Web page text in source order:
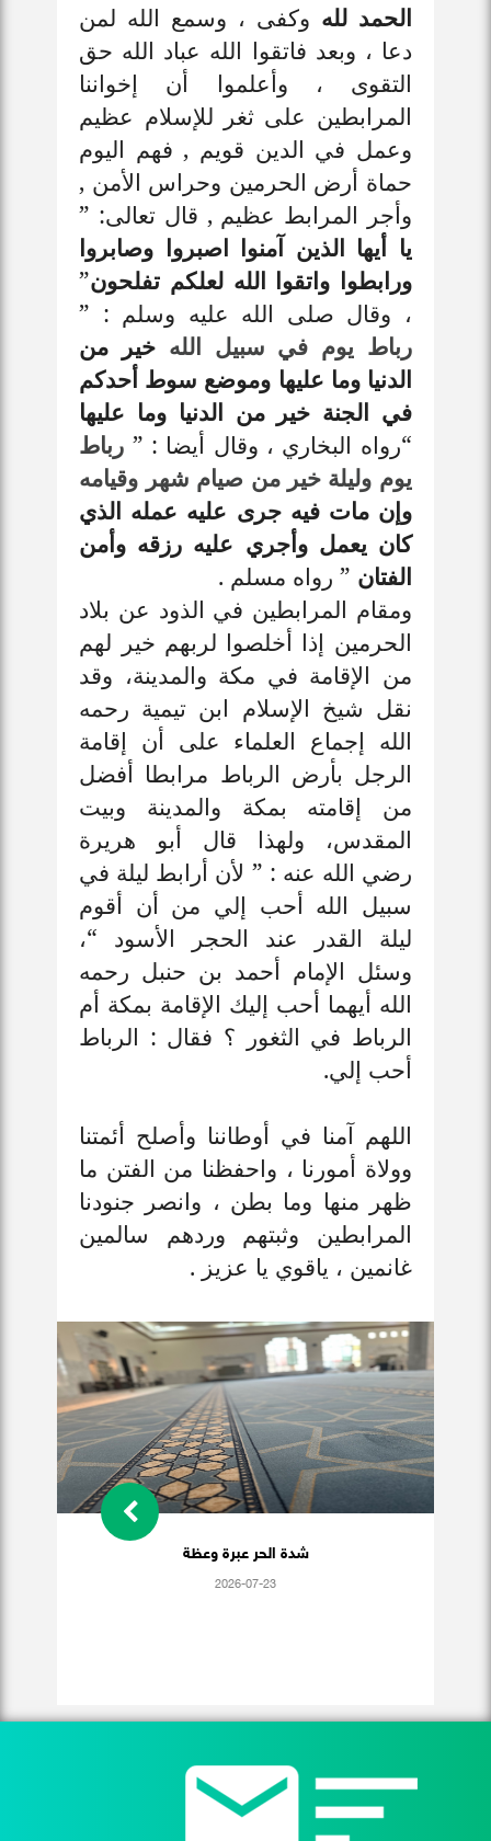
الحمد لله وكفى ، وسمع الله لمن
دعا ، وبعد فاتقوا الله عباد الله حق
التقوى ، وأعلموا أن إخواننا
المرابطين على ثغر للإسلام عظيم
وعمل في الدين قويم , فهم اليوم
حماة أرض الحرمين وحراس الأمن ,
وأجر المرابط عظيم , قال تعالى: ”
يا أيها الذين آمنوا اصبروا وصابروا
ورابطوا واتقوا الله لعلكم تفلحون”
، وقال صلى الله عليه وسلم : ”
رباط يوم في سبيل الله خير من
الدنيا وما عليها وموضع سوط أحدكم
في الجنة خير من الدنيا وما عليها
“رواه البخاري ، وقال أيضا : ” رباط
يوم وليلة خير من صيام شهر وقيامه
وإن مات فيه جرى عليه عمله الذي
كان يعمل وأجري عليه رزقه وأمن
الفتان ” رواه مسلم .
ومقام المرابطين في الذود عن بلاد
الحرمين إذا أخلصوا لربهم خير لهم
من الإقامة في مكة والمدينة، وقد
نقل شيخ الإسلام ابن تيمية رحمه
الله إجماع العلماء على أن إقامة
الرجل بأرض الرباط مرابطا أفضل
من إقامته بمكة
والمدينة وبيت
المقدس، ولهذا قال أبو هريرة
رضي الله عنه : ” لأن أرابط ليلة في
سبيل الله أحب إلي من أن أقوم
ليلة القدر عند الحجر الأسود “،
وسئل الإمام أحمد بن حنبل رحمه
الله أيهما أحب إليك الإقامة بمكة أم
الرباط في الثغور ؟ فقال : الرباط
أحب إلي.
اللهم آمنا في أوطاننا وأصلح أئمتنا
وولاة أمورنا ، واحفظنا من الفتن ما
ظهر منها وما بطن ، وانصر جنودنا
المرابطين وثبتهم وردهم سالمين
غانمين ، ياقوي يا عزيز .
شدة الحر عبرة وعظة
2026-07-23